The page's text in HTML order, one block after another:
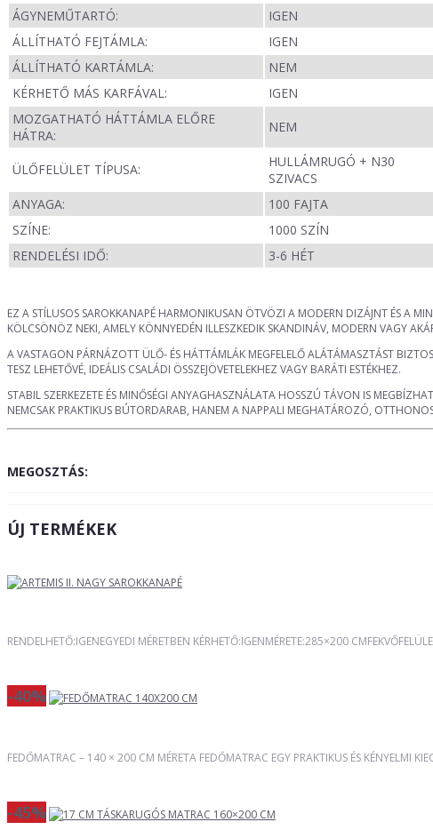
ÁGYNEMŰTARTÓ:
IGEN
ÁLLÍTHATÓ FEJTÁMLA:
IGEN
ÁLLÍTHATÓ KARTÁMLA:
NEM
KÉRHETŐ MÁS KARFÁVAL:
IGEN
MOZGATHATÓ HÁTTÁMLA ELŐRE
HÁTRA:
NEM
ÜLŐFELÜLET TÍPUSA:
HULLÁMRUGÓ + N30
SZIVACS
ANYAGA:
100 FAJTA
SZÍNE:
1000 SZÍN
RENDELÉSI IDŐ:
3-6 HÉT
EZ A STÍLUSOS SAROKKANAPÉ HARMONIKUSAN ÖTVÖZI A MODERN DIZÁJNT ÉS A
KÖLCSÖNÖZ NEKI, AMELY KÖNNYEDÉN ILLESZKEDIK SKANDINÁV, MODERN VAGY
A VASTAGON PÁRNÁZOTT ÜLŐ- ÉS HÁTTÁMLÁK MEGFELELŐ ALÁTÁMASZTÁST
TESZ LEHETŐVÉ, IDEÁLIS CSALÁDI ÖSSZEJÖVETELEKHEZ VAGY BARÁTI ESTÉKHEZ.
STABIL SZERKEZETE ÉS MINŐSÉGI ANYAGHASZNÁLATA HOSSZÚ TÁVON IS
NEMCSAK PRAKTIKUS BÚTORDARAB, HANEM A NAPPALI MEGHATÁROZÓ,
MEGOSZTÁS:
ÚJ TERMÉKEK
RENDELHETŐ:IGENEGYEDI MÉRETBEN KÉRHETŐ:IGENMÉRETE:285×200
-40%
FEDŐMATRAC – 140 × 200 CM MÉRETA FEDŐMATRAC EGY PRAKTIKUS ÉS KÉNYELMI
-45%